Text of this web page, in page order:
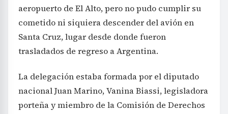
aeropuerto de El Alto, pero no pudo cumplir su
cometido ni siquiera descender del avión en
Santa Cruz, lugar desde donde fueron
trasladados de regreso a Argentina.
La delegación estaba formada por el diputado
nacional Juan Marino, Vanina Biassi, legisladora
porteña y miembro de la Comisión de Derechos